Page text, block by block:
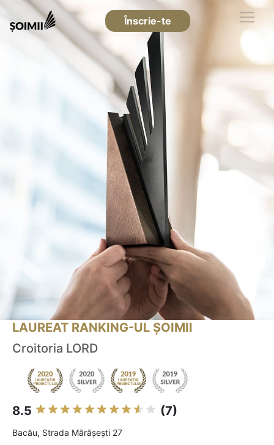
Înscrie-te
LAUREAT RANKING-UL ȘOIMII
Croitoria LORD
8.5 (7)
Bacău, Strada Mărășești 27